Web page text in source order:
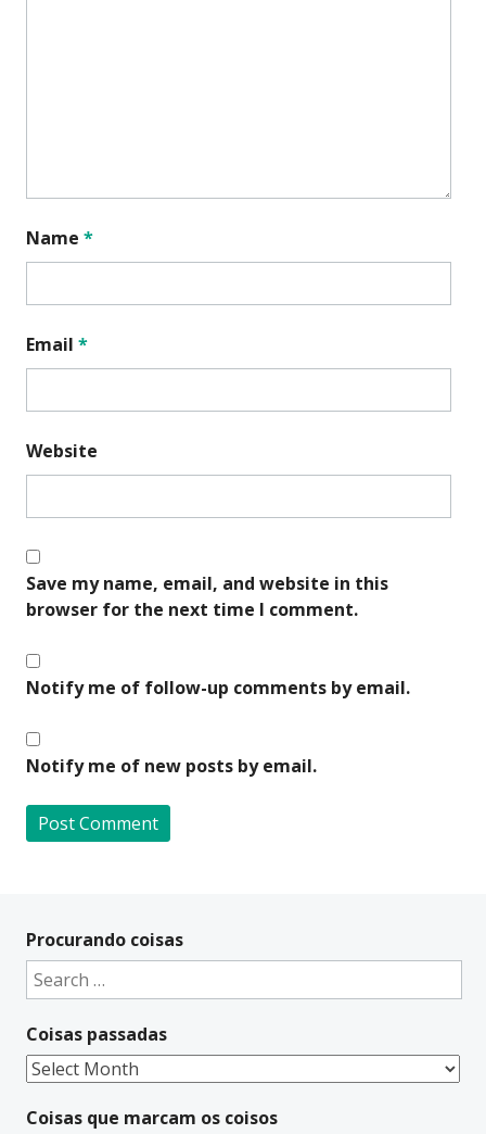
Name *
Email *
Website
Save my name, email, and website in this
browser for the next time I comment.
Notify me of follow-up comments by email.
Notify me of new posts by email.
t
e
a
t
i
v
Procurando coisas
Search
for:
Coisas passadas
Coisas
Coisas que marcam os coisos